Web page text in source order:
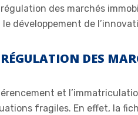
des marchés
le développement de
DES
et
fragiles. En effet, la